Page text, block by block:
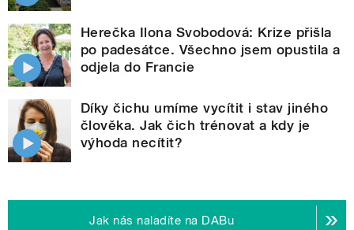
Herečka Ilona Svobodová: Krize přišla
po padesátce. Všechno jsem opustila a
odjela do Francie
Díky čichu umíme vycítit i stav jiného
člověka. Jak čich trénovat a kdy je
výhoda necítit?
Jak nás naladíte na DABu